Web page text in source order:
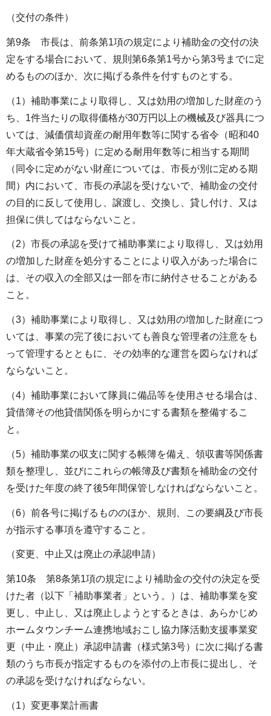
（交付の条件）
第9条 市長は、前条第1項の規定により補助金の交付の決
定をする場合において、規則第6条第1号から第3号までに定
めるもののほか、次に掲げる条件を付すものとする。
（1）補助事業により取得し、又は効用の増加した財産のう
ち、1件当たりの取得価格が30万円以上の機械及び器具につ
いては、減価償却資産の耐用年数等に関する省令（昭和40
年大蔵省令第15号）に定める耐用年数等に相当する期間
（同令に定めがない財産については、市長が別に定める期
間）内において、市長の承認を受けないで、補助金の交付
の目的に反して使用し、譲渡し、交換し、貸し付け、又は
担保に供してはならないこと。
（2）市長の承認を受けて補助事業により取得し、又は効用
の増加した財産を処分することにより収入があった場合に
は、その収入の全部又は一部を市に納付させることがある
こと。
（3）補助事業により取得し、又は効用の増加した財産につ
いては、事業の完了後においても善良な管理者の注意をも
って管理するとともに、その効率的な運営を図らなければ
ならないこと。
（4）補助事業において隊員に備品等を使用させる場合は、
貸借簿その他貸借関係を明らかにする書類を整備するこ
と。
（5）補助事業の収支に関する帳簿を備え、領収書等関係書
類を整理し、並びにこれらの帳簿及び書類を補助金の交付
を受けた年度の終了後5年間保管しなければならないこと。
（6）前各号に掲げるもののほか、規則、この要綱及び市長
が指示する事項を遵守すること。
（変更、中止又は廃止の承認申請）
第10条 第8条第1項の規定により補助金の交付の決定を受
けた者（以下「補助事業者」という。）は、補助事業を変
更し、中止し、又は廃止しようとするときは、あらかじめ
ホームタウンチーム連携地域おこし協力隊活動支援事業変
更（中止・廃止）承認申請書（様式第3号）に次に掲げる書
類のうち市長が指定するものを添付の上市長に提出し、そ
の承認を受けなければならない。
（1）変更事業計画書